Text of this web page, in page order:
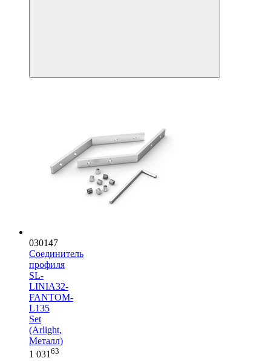
030147
Соединитель
профиля
SL-
LINIA32-
FANTOM-
L135
Set
(Arlight,
Металл)
1 031 63